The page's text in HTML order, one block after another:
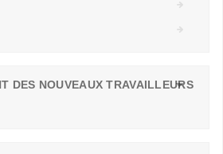
DES NOUVEAUX TRAVAILLEURS